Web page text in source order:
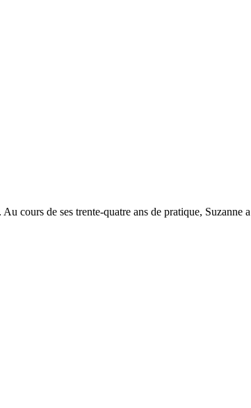
cours de ses trente-quatre ans de pratique, Suzanne